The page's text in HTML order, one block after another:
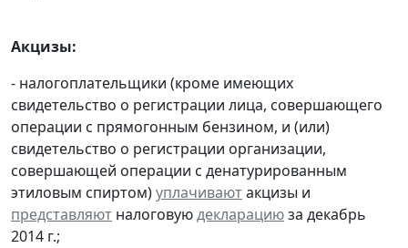
Акцизы:
- налогоплательщики (кроме имеющих
свидетельство о регистрации лица, совершающего
операции с прямогонным бензином, и (или)
свидетельство о регистрации организации,
совершающей операции с денатурированным
этиловым спиртом)уплачиваютакцизы и
представляют налоговуюдекларациюза декабрь
2014 г.;